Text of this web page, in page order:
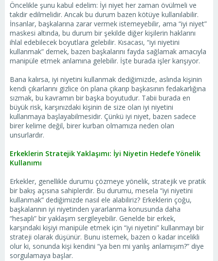
Öncelikle şunu kabul edelim: İyi niyet her zaman övülmeli ve
takdir edilmelidir. Ancak bu durum bazen kötüye kullanılabilir.
İnsanlar, başkalarına zarar vermek istemeyebilir, ama “iyi niyet”
maskesi altında, bu durum bir şekilde diğer kişilerin haklarını
ihlal edebilecek boyutlara gelebilir. Kısacası, “iyi niyetini
kullanmak” demek, bazen başkalarını fayda sağlamak amacıyla
manipüle etmek anlamına gelebilir. İşte burada işler karışıyor.
Bana kalırsa, iyi niyetini kullanmak dediğimizde, aslında kişinin
kendi çıkarlarını gizlice ön plana çıkarıp başkasının fedakarlığına
sızmak, bu kavramın bir başka boyutudur. Tabii burada en
büyük risk, karşınızdaki kişinin de size olan iyi niyetini
kullanmaya başlayabilmesidir. Çünkü iyi niyet, bazen sadece
birer kelime değil, birer kurban olmamıza neden olan
unsurlardır.
Erkeklerin Stratejik Yaklaşımı: İyi Niyetin Hedefe Yönelik
Kullanımı
Erkekler, genellikle durumu çözmeye yönelik, stratejik ve pratik
bir bakış açısına sahiplerdir. Bu durumu, mesela “iyi niyetini
kullanmak” dediğimizde nasıl ele alabiliriz? Erkeklerin çoğu,
başkalarının iyi niyetinden yararlanma konusunda daha
“hesaplı” bir yaklaşım sergileyebilir. Genelde bir erkek,
karşındaki kişiyi manipüle etmek için “iyi niyetini” kullanmayı bir
strateji olarak düşünür. Bunu istemek, bazen o kadar incelikli
olur ki, sonunda kişi kendini “ya ben mi yanlış anlamışım?” diye
sorgulamaya başlar.